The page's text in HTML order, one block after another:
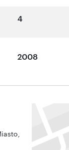
4
2008
,